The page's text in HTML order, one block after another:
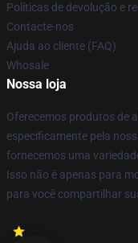
Políticas de devolução e
Contacte-nos
Ajuda ao cliente (FAQ)
Whosale
Nossa loja
Oferecemos produtos de
especificamente pela
fornecemos uma
Isso não é apenas para
para você compartilhar